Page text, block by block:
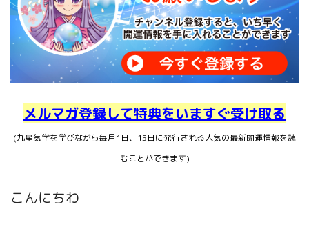
メルマガ登録して特典をいますぐ受け取る
(九星気学を学びながら毎月1日、15日に発行される人気の最新開運情報を読
むことができます)
こんにちわ